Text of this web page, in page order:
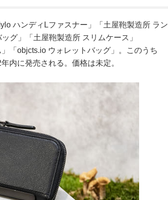
ハンディLファスナー」「土屋鞄製造所 ラン
グ」「土屋鞄製造所 スリムケース」
「objcts.io ウォレットバッグ」。このうち
内に発売される。価格は未定。